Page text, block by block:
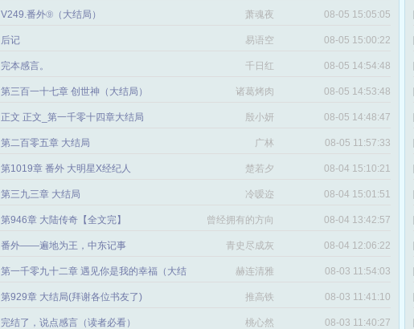
V249.番外⑨（大结局） 萧魂夜 08-05 15:05:05
后记 易语空 08-05 15:00:22
完本感言。 千日红 08-05 14:54:48
第三百一十七章 创世神（大结局） 诸葛烤肉 08-05 14:53:48
正文 正文_第一千零十四章大结局 殷小妍 08-05 14:48:47
第二百零五章 大结局 广林 08-05 11:57:33
第1019章 番外 大明星X经纪人 楚若夕 08-04 15:10:21
第三九三章 大结局 冷嗳迩 08-04 15:01:51
第946章 大陆传奇【全文完】
曾经拥有的方向
感
08-04 13:42:57
番外——遍地为王，中东记事 青史尽成灰 08-04 12:06:22
第一千零九十二章 遇见你是我的幸福（大结
局）
赫连清雅 08-03 11:54:03
第929章 大结局(拜谢各位书友了) 推高铁 08-03 11:41:10
完结了，说点感言（读者必看） 桃心然 08-03 11:40:27